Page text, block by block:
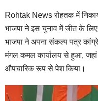
Rohtak News रोहतक में
भाजपा ने इस चुनाव में जीत के
भाजपा ने अपना संकल्प पत्र
मंगल कमल कार्यालय से हुआ, जहां
औपचारिक रूप से पेश किया।